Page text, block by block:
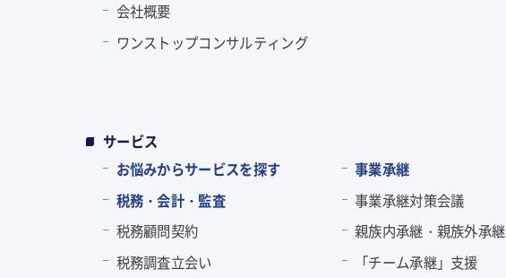
会社概要
ワンストップコンサルティング
サービス
お悩みからサービスを探す
税務・会計・監査
税務顧問契約
税務調査立会い
事業承継
事業承継対策会議
親族内承継・親族外承継
「チーム承継」支援